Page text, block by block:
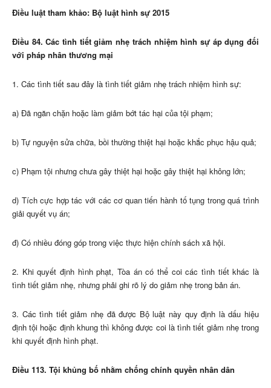
Điều luật tham khảo: Bộ luật hình sự 2015
Điều 84. Các tình tiết giảm nhẹ trách nhiệm hình sự áp dụng đối
với pháp nhân thương mại
1. Các tình tiết sau đây là tình tiết giảm nhẹ trách nhiệm hình sự:
a) Đã ngăn chặn hoặc làm giảm bớt tác hại của tội phạm;
b) Tự nguyện sửa chữa, bồi thường thiệt hại hoặc khắc phục hậu quả;
c) Phạm tội nhưng chưa gây thiệt hại hoặc gây thiệt hại không lớn;
d) Tích cực hợp tác với các cơ quan tiến hành tố tụng trong quá trình
giải quyết vụ án;
đ) Có nhiều đóng góp trong việc thực hiện chính sách xã hội.
2. Khi quyết định hình phạt, Tòa án có thể coi các tình tiết khác là
tình tiết giảm nhẹ, nhưng phải ghi rõ lý do giảm nhẹ trong bản án.
3. Các tình tiết giảm nhẹ đã được Bộ luật này quy định là dấu hiệu
định tội hoặc định khung thì không được coi là tình tiết giảm nhẹ trong
khi quyết định hình phạt.
Điều 113. Tội khủng bố nhằm chống chính quyền nhân dân